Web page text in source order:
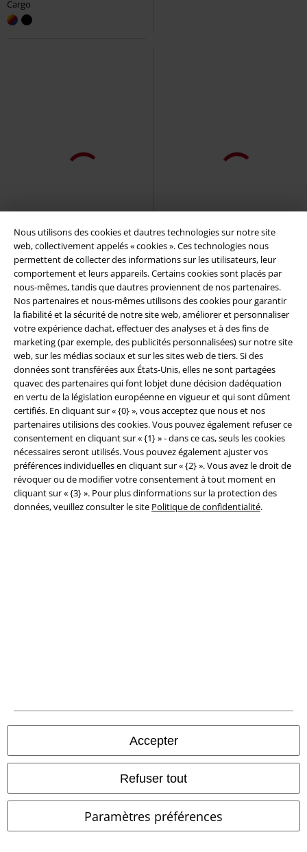
Nous utilisons des cookies et dautres technologies sur notre site
web, collectivement appelés « cookies ». Ces technologies nous
permettent de collecter des informations sur les utilisateurs, leur
comportement et leurs appareils. Certains cookies sont placés par
nous-mêmes, tandis que dautres proviennent de nos partenaires.
Nos partenaires et nous-mêmes utilisons des cookies pour garantir
la fiabilité et la sécurité de notre site web, améliorer et personnaliser
votre expérience dachat, effectuer des analyses et à des fins de
marketing (par exemple, des publicités personnalisées) sur notre site
web, sur les médias sociaux et sur les sites web de tiers. Si des
données sont transférées aux États-Unis, elles ne sont partagées
quavec des partenaires qui font lobjet dune décision dadéquation
en vertu de la législation européenne en vigueur et qui sont dûment
certifiés. En cliquant sur « {0} », vous acceptez que nous et nos
partenaires utilisions des cookies. Vous pouvez également refuser ce
consentement en cliquant sur « {1} » - dans ce cas, seuls les cookies
nécessaires seront utilisés. Vous pouvez également ajuster vos
préférences individuelles en cliquant sur « {2} ». Vous avez le droit de
révoquer ou de modifier votre consentement à tout moment en
cliquant sur « {3} ». Pour plus dinformations sur la protection des
données, veuillez consulter le site Politique de confidentialité.
Accepter
Refuser tout
Paramètres préférences
Cargo
%
€ 26,39
Industry Vintage 3/4
Brandit
Short
+1
%
€ 28,79
Short Usé Forplay Short
Black Premium by EMP
Short
by EMP
Jean